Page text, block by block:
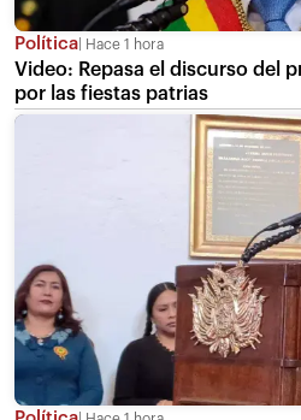
Política Hace 1 hora
Video: Repasa el discurso del
por las fiestas patrias